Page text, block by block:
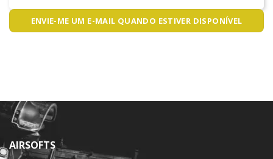
ENVIE-ME UM E-MAIL QUANDO ESTIVER DISPONÍVEL
AIRSOFTS